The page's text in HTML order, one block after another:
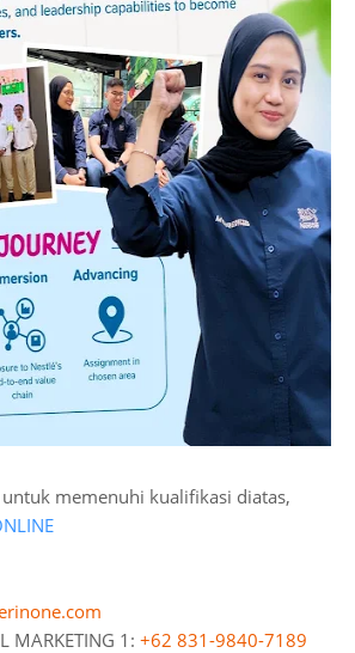
memenuhi kualifikasi diatas,
MARKETING 1: +62 831-9840-7189